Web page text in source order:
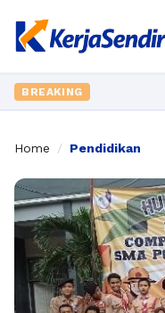
BREAKING
Home / Pendidikan